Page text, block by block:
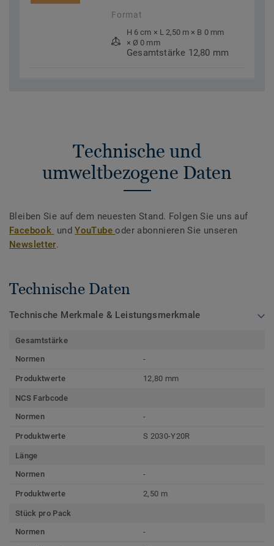
Format
H 6 cm × L 2,50 m × B 0 mm
× Ø 0 mm
Gesamtstärke 12,80 mm
Technische und
umweltbezogene Daten
Bleiben Sie auf dem neuesten Stand. Folgen Sie uns auf
Facebook undYouTubeoder abonnieren Sie unseren
Newsletter.
Technische Daten
Technische Merkmale & Leistungsmerkmale
Gesamtstärke
Normen
-
Produktwerte 12,80 mm
NCS Farbcode
Normen
-
Produktwerte S 2030-Y20R
Länge
Normen
-
Produktwerte 2,50 m
Stück pro Pack
Normen
-